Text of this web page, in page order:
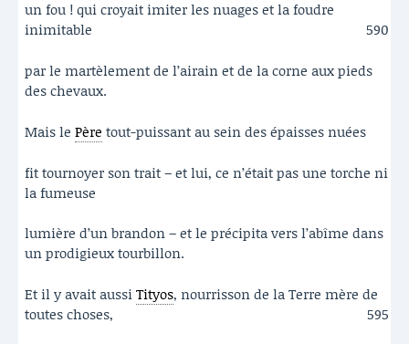
un fou ! qui croyait imiter les nuages et la foudre
inimitable
590
par le martèlement de l’airain et de la corne aux pieds
des chevaux.
Mais le Père tout-puissant au sein des épaisses nuées
fit tournoyer son trait – et lui, ce n’était pas une torche ni
la fumeuse
lumière d’un brandon – et le précipita vers l’abîme dans
un prodigieux tourbillon.
Et il y avait aussiTityos, nourrisson de la Terre mère de
toutes choses,
595